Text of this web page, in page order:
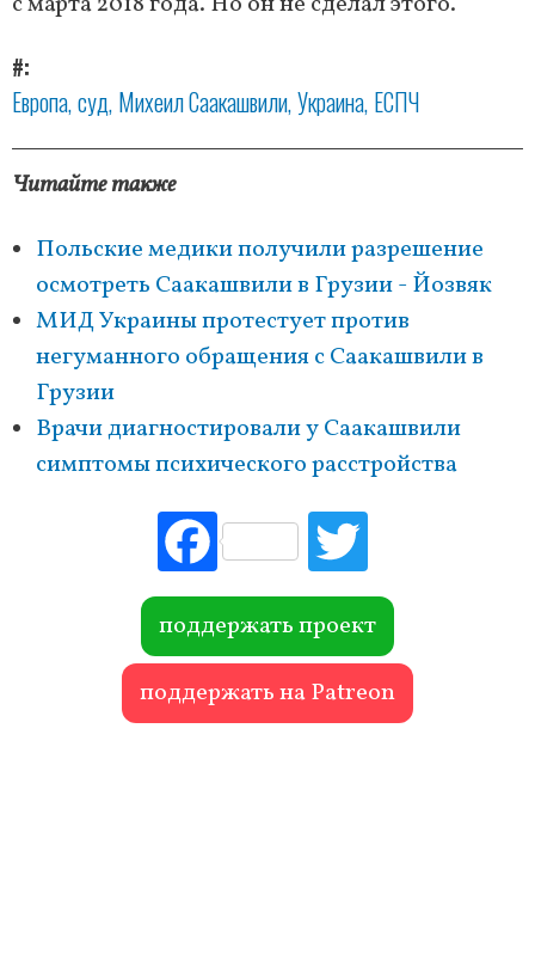
#
Европа суд Михеил Саакашвили Украина ЕСПЧ
Читайте также
Польские медики получили разрешение
осмотреть Саакашвили в Грузии - Йозвяк
МИД Украины протестует против
негуманного обращения с Саакашвили в
Грузии
Врачи диагностировали у Саакашвили
симптомы психического расстройства
Fac
ebo
ok r
поддержать проект
поддержать на Patreon